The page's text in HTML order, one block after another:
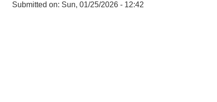
Submitted on: Sun, 01/25/2026 - 12:42